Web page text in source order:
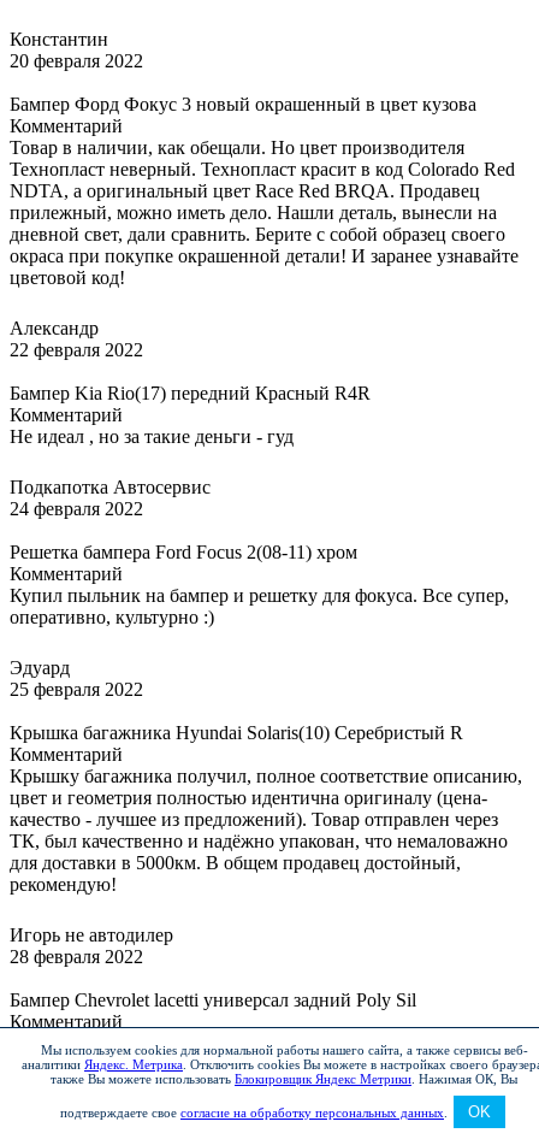
Константин
20 февраля 2022
Бампер Форд Фокус 3 новый окрашенный в цвет кузова
Комментарий
Товар в наличии, как обещали. Но цвет производителя
Технопласт неверный. Технопласт красит в код Colorado Red
NDTA, а оригинальный цвет Race Red BRQA. Продавец
прилежный, можно иметь дело. Нашли деталь, вынесли на
дневной свет, дали сравнить. Берите с собой образец своего
окраса при покупке окрашенной детали! И заранее узнавайте
цветовой код!
Александр
22 февраля 2022
Бампер Kia Rio(17) передний Красный R4R
Комментарий
Не идеал , но за такие деньги - гуд
Подкапотка Автосервис
24 февраля 2022
Решетка бампера Ford Focus 2(08-11) хром
Комментарий
Купил пыльник на бампер и решетку для фокуса. Все супер,
оперативно, культурно :)
Эдуард
25 февраля 2022
Крышка багажника Hyundai Solaris(10) Серебристый R
Комментарий
Крышку багажника получил, полное соответствие описанию,
цвет и геометрия полностью идентична оригиналу (цена-
качество - лучшее из предложений). Товар отправлен через
ТК, был качественно и надёжно упакован, что немаловажно
для доставки в 5000км. В общем продавец достойный,
рекомендую!
Игорь не автодилер
28 февраля 2022
Бампер Chevrolet lacetti универсал задний Poly Sil
Комментарий
Рекомендую
1 марта 2022
Мы используем cookies для нормальной работы нашего сайта, а также сервисы веб-
аналитики Яндекс. Метрика Отключить cookies Вы можете в настройках своего
также Вы можете использовать Блокировщик Яндекс Метрики Нажимая ОК, Вы
подтверждаете свое согласие на обработку персональных данных OK